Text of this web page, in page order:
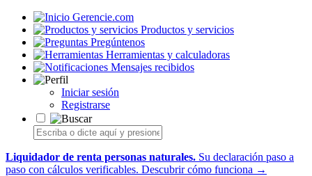
Gerencie.com
Productos y servicios
Pregúntenos
Herramientas y calculadoras
Mensajes recibidos
Iniciar sesión
Registrarse
Liquidador de renta personas naturales. Su declaración paso a
paso con cálculos verificables. Descubrir cómo funciona →